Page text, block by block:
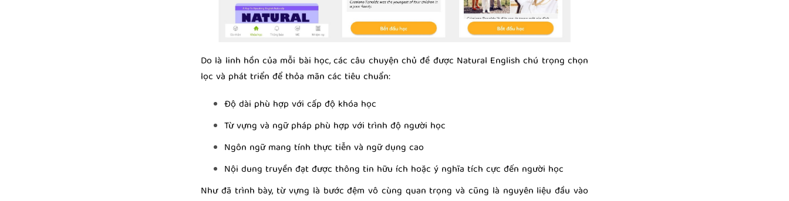
Do là linh hồn của mỗi bài học, các câu chuyện chủ đề được Natural English chú trọng chọn
lọc và phát triển để thỏa mãn các tiêu chuẩn:
Độ dài phù hợp với cấp độ khóa học
Từ vựng và ngữ pháp phù hợp với trình độ người học
Ngôn ngữ mang tính thực tiễn và ngữ dụng cao
Nội dung truyền đạt được thông tin hữu ích hoặc ý nghĩa tích cực đến người học
Như đã trình bày, từ vựng là bước đệm vô cùng quan trọng và cũng là nguyên liệu đầu vào